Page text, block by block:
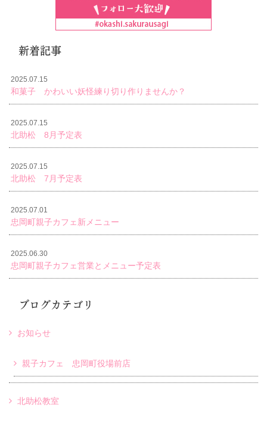
新着記事
2025.07.15
和菓子 かわいい妖怪練り切り作りませんか？
2025.07.15
北助松 8月予定表
2025.07.15
北助松 7月予定表
2025.07.01
忠岡町親子カフェ新メニュー
2025.06.30
忠岡町親子カフェ営業とメニュー予定表
ブログカテゴリ
お知らせ
親子カフェ 忠岡町役場前店
北助松教室